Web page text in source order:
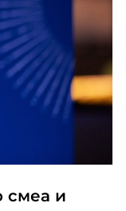
смеа и